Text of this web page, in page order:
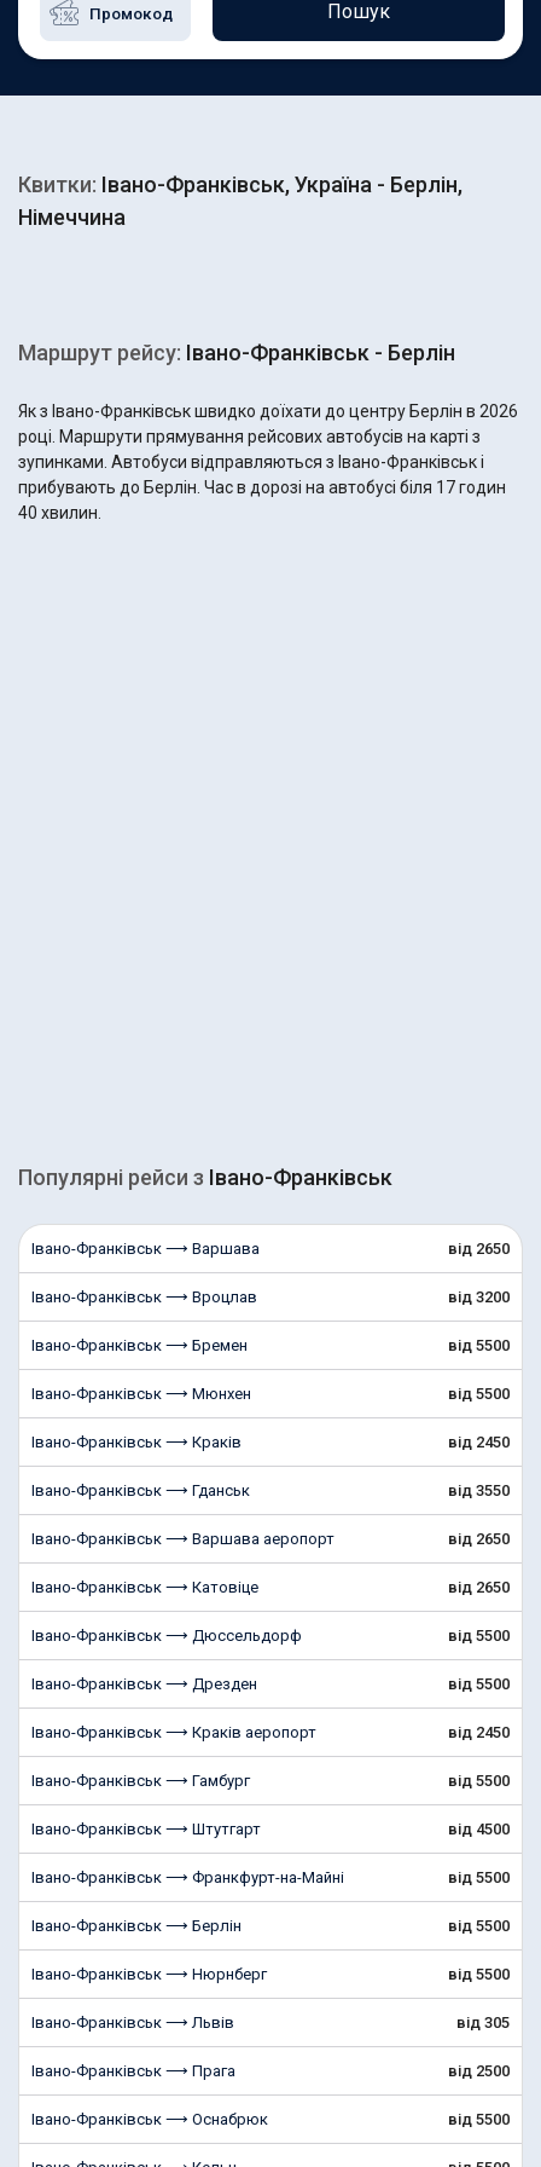
Пошук
Квитки: Івано-Франківськ, Україна - Берлін,
Німеччина
Маршрут рейсу: Івано-Франківськ - Берлін
Як з Івано-Франківськ швидко доїхати до центру Берлін в 2026
році. Маршрути прямування рейсових автобусів на карті з
зупинками. Автобуси відправляються з Івано-Франківськ і
прибувають до Берлін. Час в дорозі на автобусі біля 17 годин
40 хвилин.
Популярні рейcи з Івано-Франківськ
Івано-Франківськ ⟶ Варшава від 2650
Івано-Франківськ ⟶ Вроцлав від 3200
Івано-Франківськ ⟶ Бремен від 5500
Івано-Франківськ ⟶ Мюнхен від 5500
Івано-Франківськ ⟶ Краків від 2450
Івано-Франківськ ⟶ Гданськ від 3550
Івано-Франківськ ⟶ Варшава аеропорт від 2650
Івано-Франківськ ⟶ Катовіце від 2650
Івано-Франківськ ⟶ Дюссельдорф від 5500
Івано-Франківськ ⟶ Дрезден від 5500
Івано-Франківськ ⟶ Краків аеропорт від 2450
Івано-Франківськ ⟶ Гамбург від 5500
Івано-Франківськ ⟶ Штутгарт від 4500
Івано-Франківськ ⟶ Франкфурт-на-Майні від 5500
Івано-Франківськ ⟶ Берлін від 5500
Івано-Франківськ ⟶ Нюрнберг від 5500
Івано-Франківськ ⟶ Львів від 305
Івано-Франківськ ⟶ Прага від 2500
Івано-Франківськ ⟶ Оснабрюк від 5500